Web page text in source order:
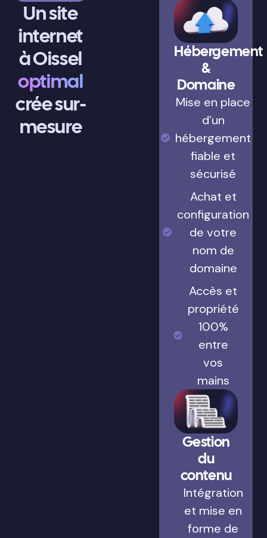
Un site
internet
à Oissel
optimal
crée sur-
mesure
Hébergement
&
Domaine
Mise en place
d’un
hébergement
fiable et
sécurisé
Achat et
configuration
de votre
nom de
domaine
Accès et
propriété
100%
entre
vos
mains
Gestion
du
contenu
Intégration
et mise en
forme de